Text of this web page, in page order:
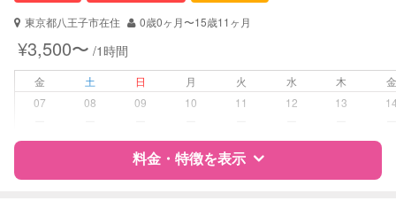
対応可能/特徴
送迎サポート
外国語対応
子育て経験
病児対応 病児、病後児、ともに不可
障がい児対応 対応可否は個別に相談
東京都八王子市在住
0歳0ヶ月〜15歳11ヶ月
¥3,500〜 /1時間
金 土 日 月 火 水 木
07
08 09 10 11 12 13
料金・特徴を表示